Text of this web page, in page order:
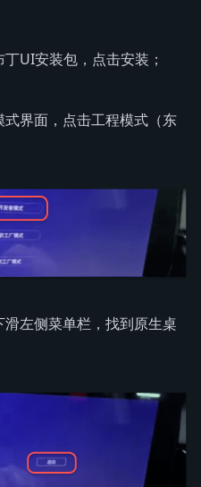
UI安装包，点击安装；
界面，点击工程模式（东
左侧菜单栏，找到原生桌